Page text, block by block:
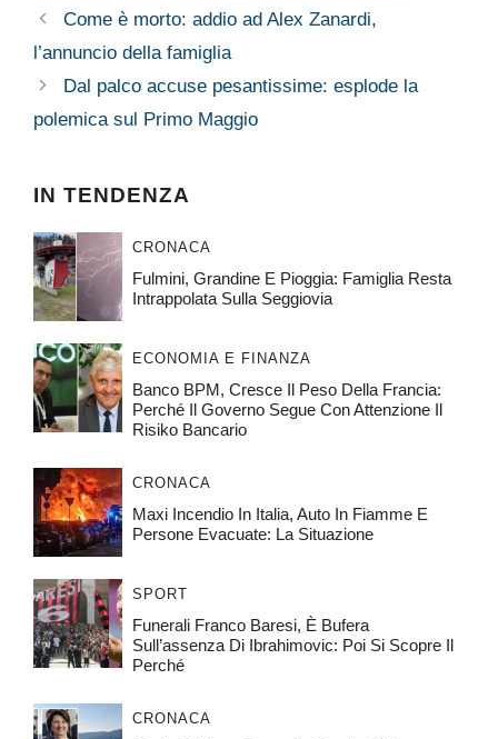
Come è morto: addio ad Alex Zanardi,
l’annuncio della famiglia
Dal palco accuse pesantissime: esplode la
polemica sul Primo Maggio
IN TENDENZA
CRONACA
Fulmini, Grandine E Pioggia: Famiglia Resta
Intrappolata Sulla Seggiovia
ECONOMIA E FINANZA
Banco BPM, Cresce Il Peso Della Francia:
Perché Il Governo Segue Con Attenzione Il
Risiko Bancario
CRONACA
Maxi Incendio In Italia, Auto In Fiamme E
Persone Evacuate: La Situazione
SPORT
Funerali Franco Baresi, È Bufera
Sull’assenza Di Ibrahimovic: Poi Si Scopre Il
Perché
CRONACA